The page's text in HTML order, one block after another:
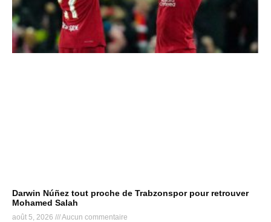
Darwin Núñez tout proche de Trabzonspor pour retrouver
Mohamed Salah
août 5, 2026 Aucun commentaire